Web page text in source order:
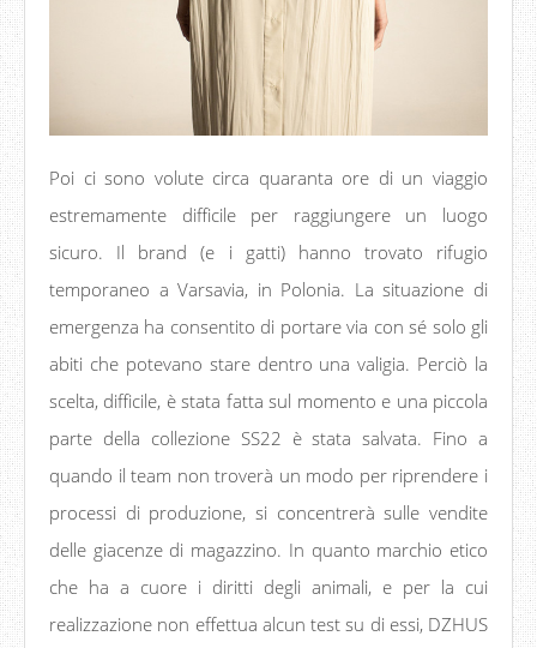
Poi ci sono volute circa quaranta ore di un viaggio
estremamente difficile per raggiungere un luogo
sicuro. Il brand (e i gatti) hanno trovato rifugio
temporaneo a Varsavia, in Polonia. La situazione di
emergenza ha consentito di portare via con sé solo gli
abiti che potevano stare dentro una valigia. Perciò la
scelta, difficile, è stata fatta sul momento e una piccola
parte della collezione SS22 è stata salvata. Fino a
quando il team non troverà un modo per riprendere i
processi di produzione, si concentrerà sulle vendite
delle giacenze di magazzino. In quanto marchio etico
che ha a cuore i diritti degli animali, e per la cui
realizzazione non effettua alcun test su di essi, DZHUS